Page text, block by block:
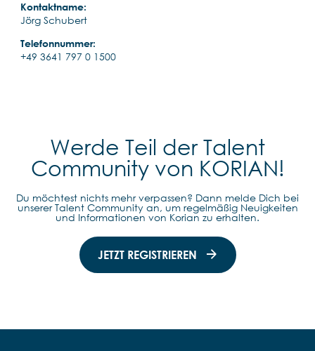
Kontaktname:
Jörg Schubert
Telefonnummer:
+49 3641 797 0 1500
Werde Teil der Talent
Community von KORIAN!
Du möchtest nichts mehr verpassen? Dann melde Dich bei
unserer Talent Community an, um regelmäßig Neuigkeiten
und Informationen von Korian zu erhalten.
JETZT REGISTRIEREN